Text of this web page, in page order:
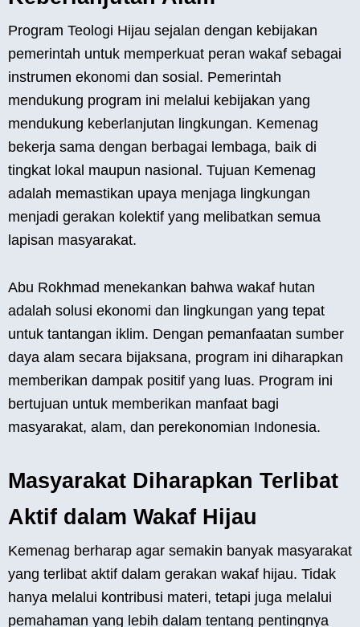
Program Teologi Hijau sejalan dengan kebijakan
pemerintah untuk memperkuat peran wakaf sebagai
instrumen ekonomi dan sosial. Pemerintah
mendukung program ini melalui kebijakan yang
mendukung keberlanjutan lingkungan. Kemenag
bekerja sama dengan berbagai lembaga, baik di
tingkat lokal maupun nasional. Tujuan Kemenag
adalah memastikan upaya menjaga lingkungan
menjadi gerakan kolektif yang melibatkan semua
lapisan masyarakat.
Abu Rokhmad menekankan bahwa wakaf hutan
adalah solusi ekonomi dan lingkungan yang tepat
untuk tantangan iklim. Dengan pemanfaatan sumber
daya alam secara bijaksana, program ini diharapkan
memberikan dampak positif yang luas. Program ini
bertujuan untuk memberikan manfaat bagi
masyarakat, alam, dan perekonomian Indonesia.
Masyarakat Diharapkan Terlibat
Aktif dalam Wakaf Hijau
Kemenag berharap agar semakin banyak masyarakat
yang terlibat aktif dalam gerakan wakaf hijau. Tidak
hanya melalui kontribusi materi, tetapi juga melalui
pemahaman yang lebih dalam tentang pentingnya